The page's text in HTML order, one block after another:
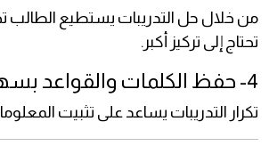
من خلال حل التدريبات يستطيع الطالب
تحتاج إلى تركيز أكبر.
4- حفظ الكلمات والقواعد بسهولة
تكرار التدريبات يساعد على تثبيت